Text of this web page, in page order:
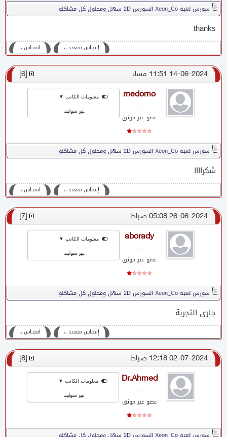
سورس لعبة Xeon_Co السورس 2D سهل ومحلول كل مشاكلو
thanks
اقتبـاس ،، إقتباس متعدد ،،
14-06-2024 11:51 مساء [
6
medomo
عضو غير موثق
معلومات الكاتب ▼
غير متواجد
سورس لعبة Xeon_Co السورس 2D سهل ومحلول كل مشاكلو
شكراااا
اقتبـاس ،، إقتباس متعدد ،،
26-06-2024 05:08 صباحا [
7
aborady
عضو غير موثق
معلومات الكاتب ▼
غير متواجد
سورس لعبة Xeon_Co السورس 2D سهل ومحلول كل مشاكلو
جارى التجربة
اقتبـاس ،، إقتباس متعدد ،،
02-07-2024 12:18 صباحا [
8
Dr.Ahmed
عضو غير موثق
معلومات الكاتب ▼
غير متواجد